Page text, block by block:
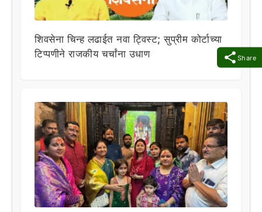
Share
शिवसेना चिन्ह लढाईत नवा ट्विस्ट; सुप्रीम कोर्टाच्या
टिप्पणीने राजकीय चर्चांना उधाण